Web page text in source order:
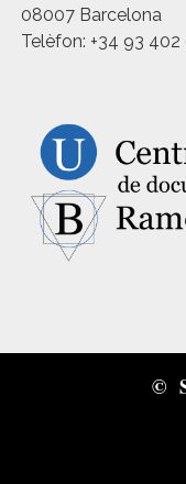
08007 Barcelona
Telèfon: +34 93 402
©